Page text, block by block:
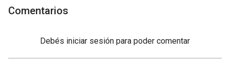
Comentarios
Debés iniciar sesión para poder comentar